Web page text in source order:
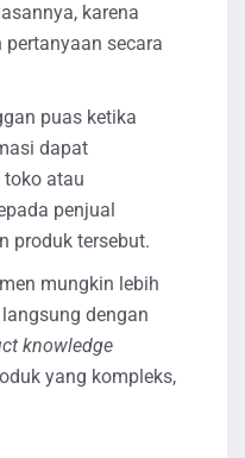
karena
secara
puas ketika
dapat
toko atau
penjual
produk tersebut.
mungkin lebih
dengan
knowledge
yang kompleks,